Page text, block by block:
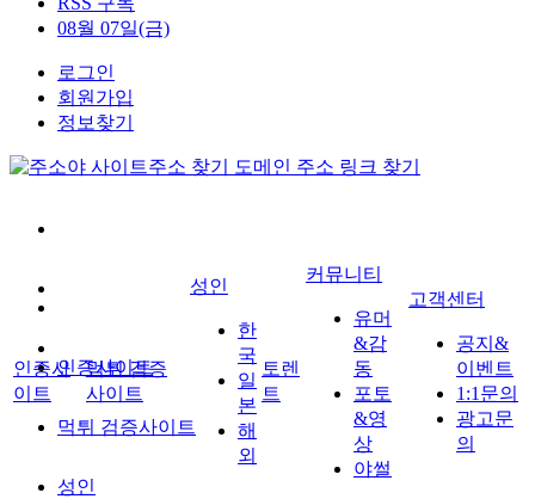
08월 07일(금)
로그인
회원가입
정보찾기
인증사이트
먹튀 검증사이트
성인
인증사
이트
먹튀 검증
사이트
성인
한
국
일
본
해
외
토렌
트
커뮤니티
유머
&감
동
포토
&영
상
야썰
고객센터
공지&
이벤트
1:1문의
광고문
의